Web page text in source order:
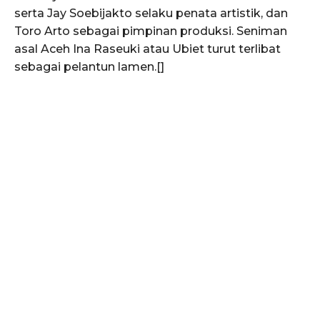
serta Jay Soebijakto selaku penata artistik, dan
Toro Arto sebagai pimpinan produksi. Seniman
asal Aceh Ina Raseuki atau Ubiet turut terlibat
sebagai pelantun lamen.[]